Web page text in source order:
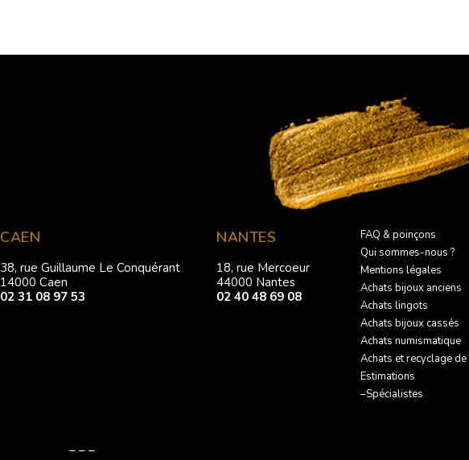
CAEN
38, rue Guillaume Le Conquérant
14000 Caen
02 31 08 97 53
NANTES
18, rue Mercoeur
44000 Nantes
02 40 48 69 08
FAQ & poinçons
Qui sommes-nous ?
Mentions légales
Achats bijoux anciens
Achats lingots
Achats bijoux cassés
Achats numismatique
Achats et recyclage
Estimations
–Spécialistes
– – –